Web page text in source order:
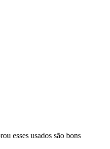
esses usados são bons